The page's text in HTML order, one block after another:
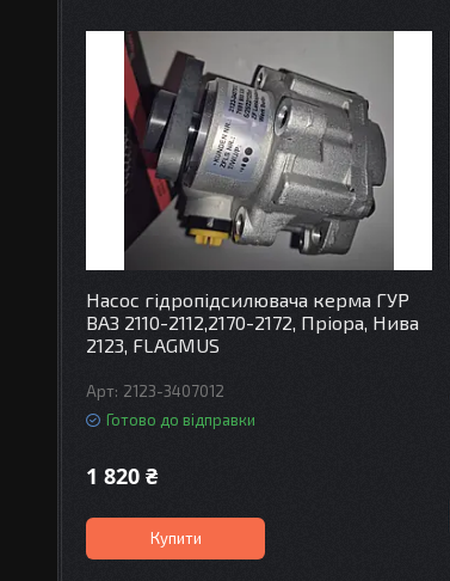
Насос гідропідсилювача керма ГУР
ВАЗ 2110-2112,2170-2172, Пріора, Нива
2123, FLAGMUS
2123-3407012
Готово до відправки
1 820 ₴
Купити